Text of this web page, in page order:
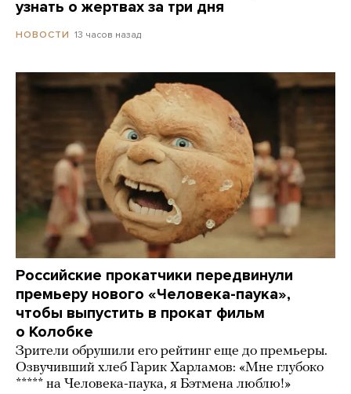
узнать о жертвах за три дня
НОВОСТИ 13 часов назад
Российские прокатчики передвинули
премьеру нового «Человека-паука»,
чтобы выпустить в прокат фильм
о Колобке
Зрители обрушили его рейтинг еще до премьеры.
Озвучивший хлеб Гарик Харламов: «Мне глубоко
***** на Человека-паука, я Бэтмена люблю!»